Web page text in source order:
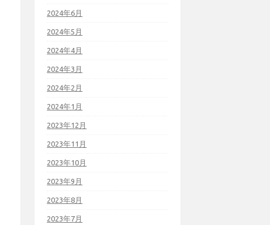
2024年6月
2024年5月
2024年4月
2024年3月
2024年2月
2024年1月
2023年12月
2023年11月
2023年10月
2023年9月
2023年8月
2023年7月